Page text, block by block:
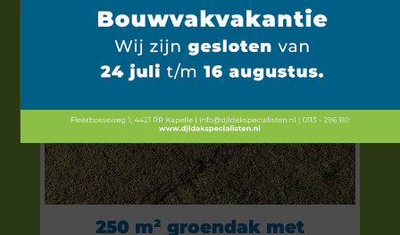
250 m² groendak met